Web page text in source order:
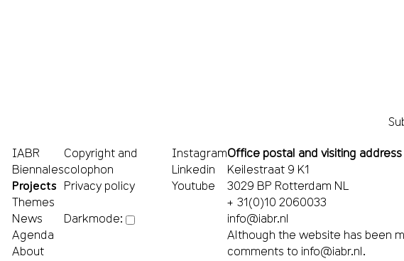
IABR
Biennales
Projects
Themes
News
Agenda
About
Copyright and
colophon
Privacy policy
Darkmode:
Instagram
Linkedin
Youtube
Office postal and visiting address
Keilestraat 9 K1
3029 BP Rotterdam NL
+ 31(0)10 2060033
info@iabr.nl
Although the website has been
comments to info@iabr.nl.